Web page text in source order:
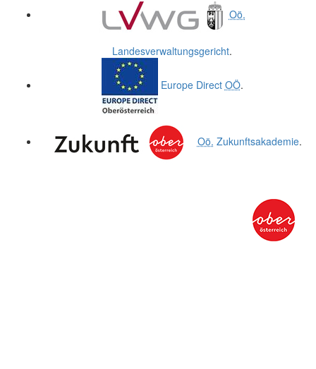
Oö.
Landesverwaltungsgericht.
Europe Direct OÖ.
Oö. Zukunftsakademie.